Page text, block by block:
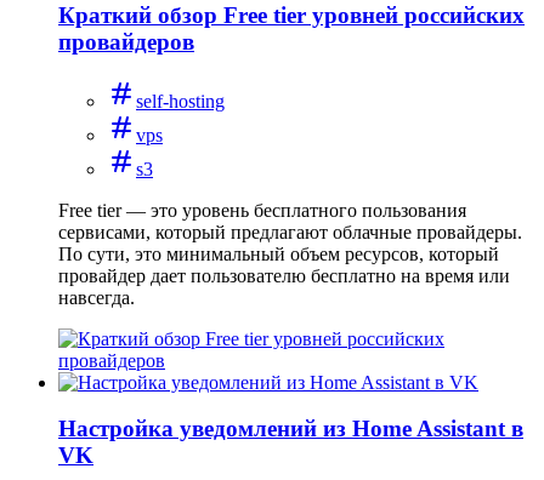
Краткий обзор Free tier уровней российских
провайдеров
self-hosting
vps
s3
Free tier — это уровень бесплатного пользования
сервисами, который предлагают облачные провайдеры.
По сути, это минимальный объем ресурсов, который
провайдер дает пользователю бесплатно на время или
навсегда.
Настройка уведомлений из Home Assistant в
VK